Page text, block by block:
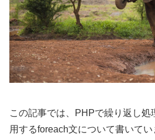
この記事では、PHPで繰り返し処
用するforeach文について書いてい